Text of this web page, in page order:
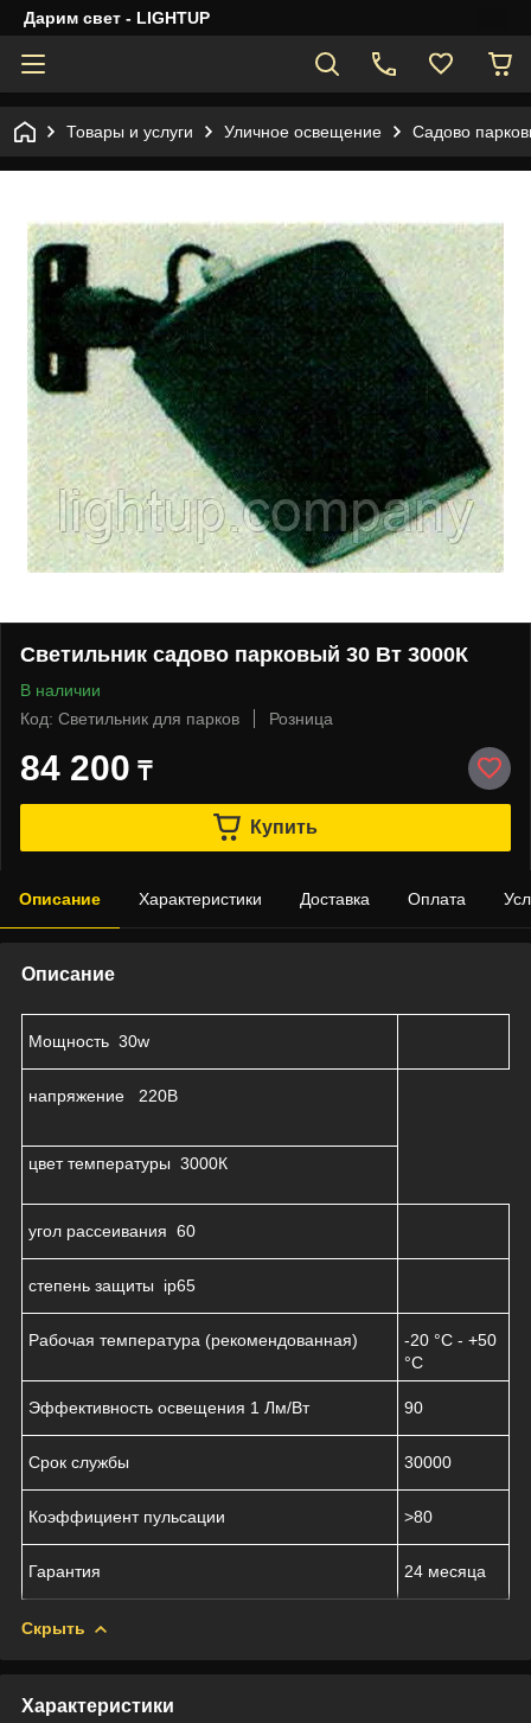
Дарим свет - LIGHTUP
Товары и услуги Уличное освещение Садово
Светильник садово парковый 30 Вт 3000К
В наличии
Код: Светильник для парков
Розница
84 200 ₸
Купить
Описание Характеристики Доставка Оплата
Описание
Мощность 30w
напряжение 220B
цвет температуры 3000К
угол рассеивания 60
степень защиты ip65
Рабочая температура (рекомендованная)
-20 °C - +50
°C
Эффективность освещения 1 Лм/Вт 90
Срок службы 30000
Коэффициент пульсации >80
Гарантия 24 месяца
Скрыть
Характеристики